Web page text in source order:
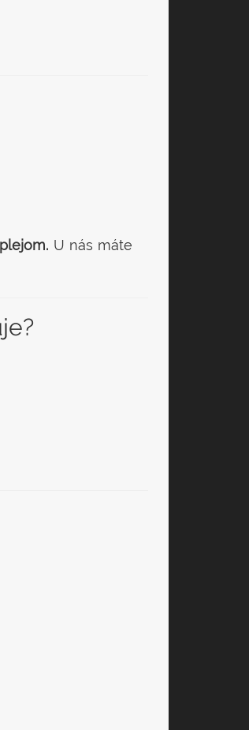
U nás máte